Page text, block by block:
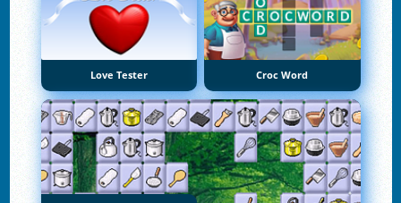
Love Tester Croc Word